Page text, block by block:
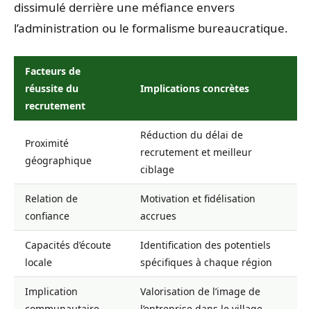
dissimulé derrière une méfiance envers
l’administration ou le formalisme bureaucratique.
Facteurs de
réussite du
recrutement
Implications concrètes
Proximité
géographique
Réduction du délai de
recrutement et meilleur
ciblage
Relation de
confiance
Motivation et fidélisation
accrues
Capacités d’écoute
locale
Identification des potentiels
spécifiques à chaque région
Implication
Valorisation de l’image de